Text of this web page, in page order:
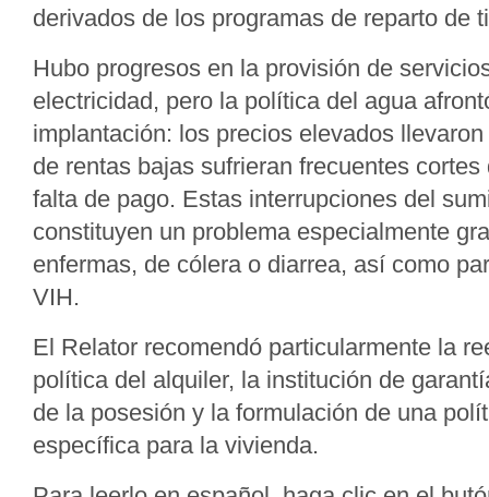
derivados de los programas de reparto de
Hubo progresos en la provisión de
electricidad, pero la política del agua
implantación: los precios elevados
de rentas bajas sufrieran frecuentes
falta de pago. Estas interrupciones del
constituyen un problema especialmente
enfermas, de cólera o diarrea, así como
VIH.
El Relator recomendó particularmente la
política del alquiler, la institución de
de la posesión y la formulación de una
específica para la vivienda.